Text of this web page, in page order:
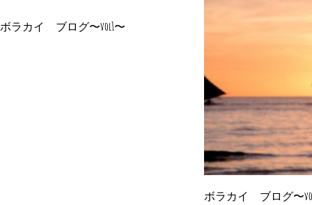
ボラカイ ブログ〜vol1〜
ボラカイ ブログ〜